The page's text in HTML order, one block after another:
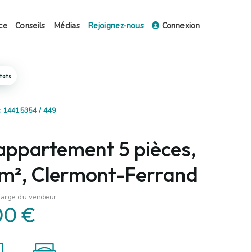
Conseils Médias Rejoignez-nous Connexion
14415354 / 449
5 pièces,
Clermont-Ferrand
du vendeur
€